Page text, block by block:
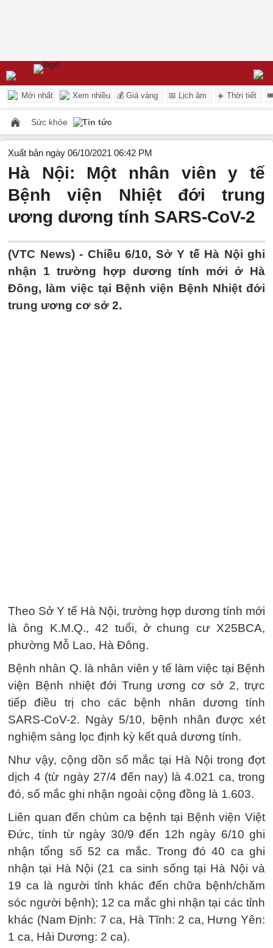
Mới nhất Xem nhiều 💰 Giá vàng 📅 Lịch âm ☀️ Thời tiết
Sức khỏe Tin tức
Xuất bản ngày 06/10/2021 06:42 PM
Hà Nội: Một nhân viên y tế
Bệnh viện Nhiệt đới trung
ương dương tính SARS-CoV-2
(VTC News) - Chiều 6/10, Sở Y tế Hà Nội ghi
nhận 1 trường hợp dương tính mới ở Hà
Đông, làm việc tại Bệnh viện Bệnh Nhiệt đới
trung ương cơ sở 2.
Theo Sở Y tế Hà Nội, trường hợp dương tính mới
là ông K.M.Q., 42 tuổi, ở chung cư X25BCA,
phường Mỗ Lao, Hà Đông.
Bệnh nhân Q. là nhân viên y tế làm việc tại Bệnh
viện Bệnh nhiệt đới Trung ương cơ sở 2, trực
tiếp điều trị cho các bệnh nhân dương tính
SARS-CoV-2. Ngày 5/10, bệnh nhân được xét
nghiệm sàng lọc định kỳ kết quả dương tính.
Như vậy, cộng dồn số mắc tại Hà Nội trong đợt
dịch 4 (từ ngày 27/4 đến nay) là 4.021 ca, trong
đó, số mắc ghi nhận ngoài cộng đồng là 1.603.
Liên quan đến chùm ca bệnh tại Bệnh viện Việt
Đức, tính từ ngày 30/9 đến 12h ngày 6/10 ghi
nhận tổng số 52 ca mắc. Trong đó 40 ca ghi
nhận tại Hà Nội (21 ca sinh sống tại Hà Nội và
19 ca là người tỉnh khác đến chữa bệnh/chăm
sóc người bệnh); 12 ca mắc ghi nhận tại các tỉnh
khác (Nam Định: 7 ca, Hà Tĩnh: 2 ca, Hưng Yên:
1 ca, Hải Dương: 2 ca).